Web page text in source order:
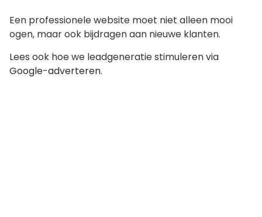
Een professionele website moet niet alleen mooi
ogen, maar ook bijdragen aan nieuwe klanten.
Lees ook hoe we leadgeneratie stimuleren via
Google-adverteren.